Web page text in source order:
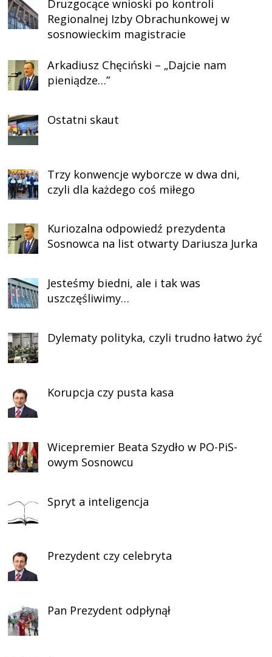
Druzgocące wnioski po kontroli
Regionalnej Izby Obrachunkowej w
sosnowieckim magistracie
Arkadiusz Chęciński – „Dajcie nam
pieniądze…”
Ostatni skaut
Trzy konwencje wyborcze w dwa dni,
czyli dla każdego coś miłego
Kuriozalna odpowiedź prezydenta
Sosnowca na list otwarty Dariusza Jurka
Jesteśmy biedni, ale i tak was
uszczęśliwimy…
Dylematy polityka, czyli trudno łatwo żyć
Korupcja czy pusta kasa
Wicepremier Beata Szydło w PO-PiS-
owym Sosnowcu
Spryt a inteligencja
Prezydent czy celebryta
Pan Prezydent odpłynął